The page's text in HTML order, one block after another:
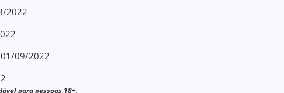
2022
01/09/2022
para pessoas 18+.